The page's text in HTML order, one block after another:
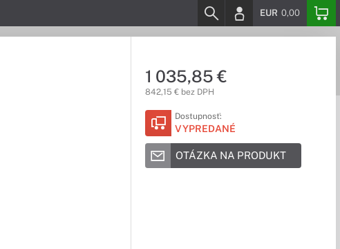
EUR 0,00
1 035,85 €
842,15 € bez DPH
Dostupnosť:
VYPREDANÉ
OTÁZKA NA PRODUKT